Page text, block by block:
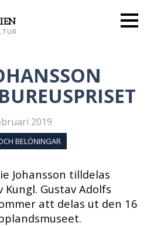
2019
BELÖNINGAR
Johansson tilldelas
Gustav Adolfs
att delas ut den 16